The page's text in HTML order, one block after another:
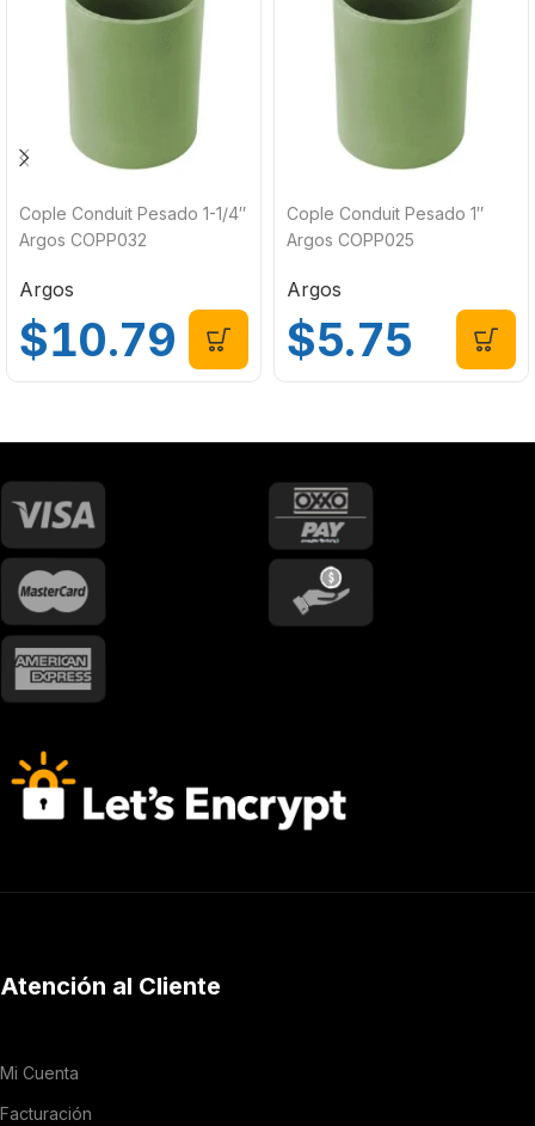
Cople Conduit Pesado 1-1/4″
Argos COPP032
Argos
$10.79
Cople Conduit Pesado 1″
Argos COPP025
Argos
$5.75
Atención al Cliente
Mi Cuenta
Facturación